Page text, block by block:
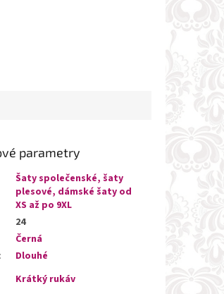
parametry
Šaty společenské, šaty
plesové, dámské šaty od
XS až po 9XL
24
Černá
:
Dlouhé
Krátký rukáv